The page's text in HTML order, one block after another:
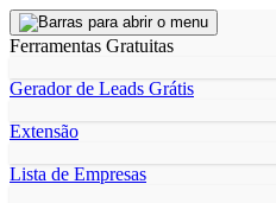
Ferramentas Gratuitas
Gerador de Leads Grátis
Extensão
Lista de Empresas